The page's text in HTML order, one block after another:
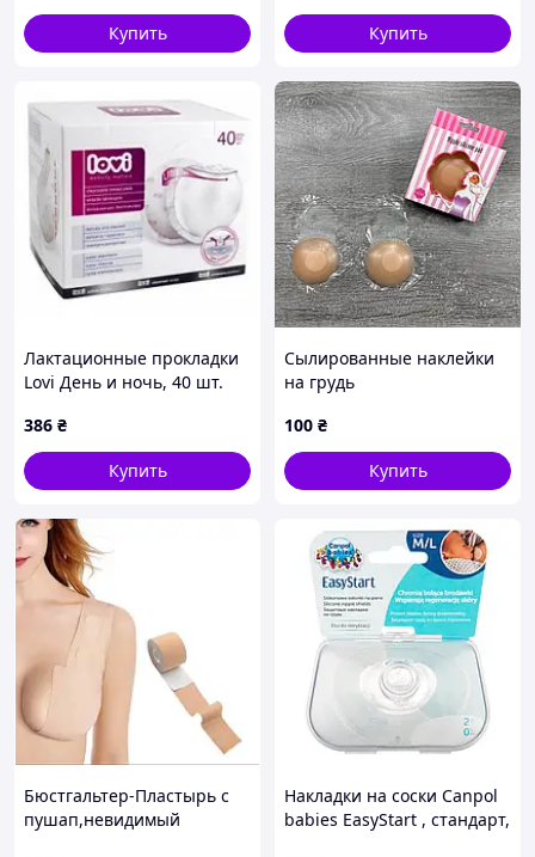
Купить Купить
Лактационные прокладки
Lovi День и ночь, 40 шт.
386 ₴
Купить
Сылированные наклейки
на грудь
100 ₴
Купить
Бюстгальтер-Пластырь с
пушап,невидимый
Накладки на соски Canpol
babies EasyStart , стандарт,